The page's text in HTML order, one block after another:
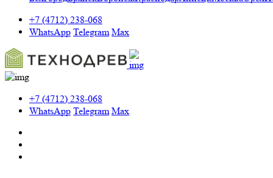
+7 (4712) 238-068
WhatsApp Telegram Max
+7 (4712) 238-068
WhatsApp Telegram Max